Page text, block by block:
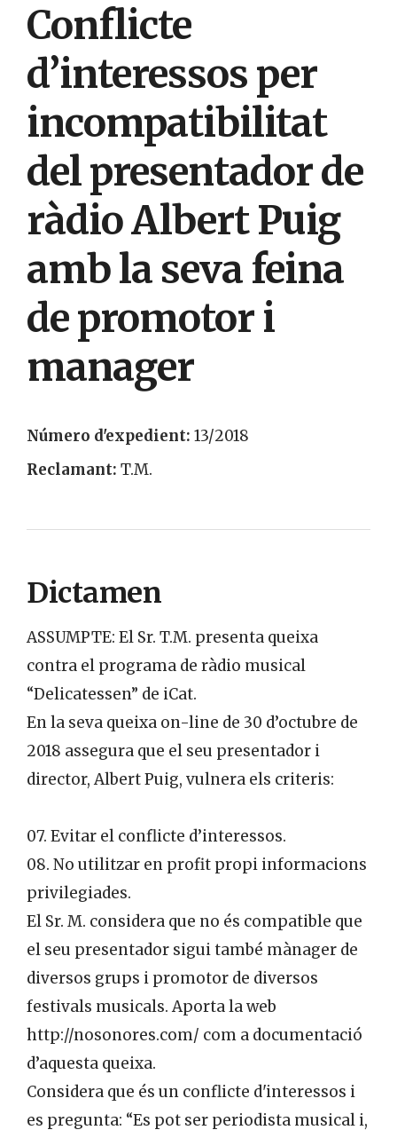
Conflicte
d’interessos per
incompatibilitat
del presentador de
ràdio Albert Puig
amb la seva feina
de promotor i
manager
Número d'expedient: 13/2018
Reclamant: T.M.
Dictamen
ASSUMPTE: El Sr. T.M. presenta queixa
contra el programa de ràdio musical
“Delicatessen” de iCat.
En la seva queixa on-line de 30 d’octubre de
2018 assegura que el seu presentador i
director, Albert Puig, vulnera els criteris:
07. Evitar el conflicte d’interessos.
08. No utilitzar en profit propi informacions
privilegiades.
El Sr. M. considera que no és compatible que
el seu presentador sigui també mànager de
diversos grups i promotor de diversos
festivals musicals. Aporta la web
http://nosonores.com/ com a documentació
d’aquesta queixa.
Considera que és un conflicte d'interessos i
es pregunta: “Es pot ser periodista musical i,